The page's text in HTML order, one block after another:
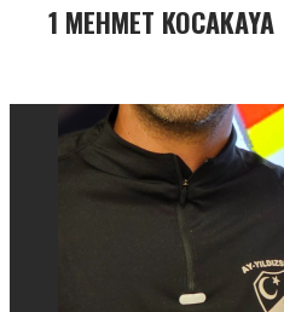
1 MEHMET KOCAKAYA